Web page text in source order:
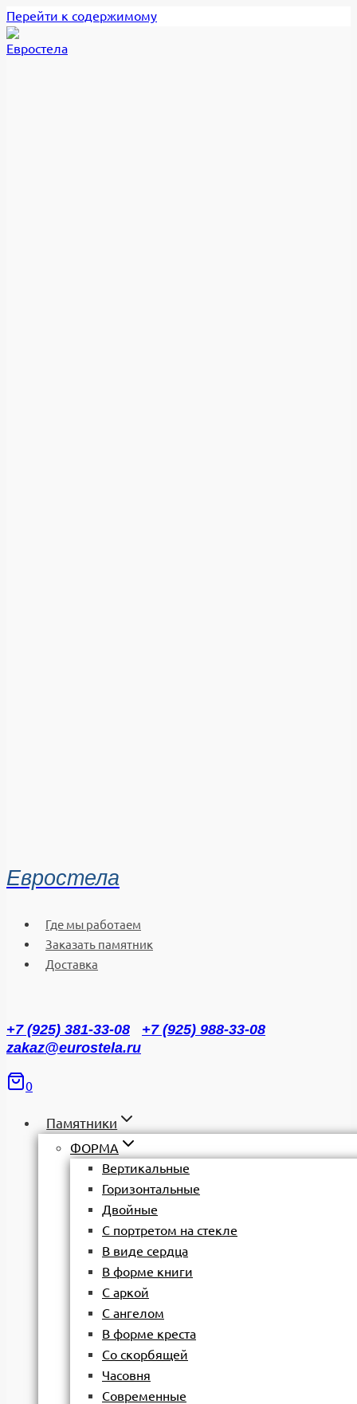
Перейти к содержимому
Евростела
Где мы работаем
Заказать памятник
Доставка
+7 (925) 381-33-08
+7 (925) 988-33-08
zakaz@eurostela.ru
0
Памятники
ФОРМА
Вертикальные
Горизонтальные
Двойные
С портретом на стекле
В виде сердца
В форме книги
С аркой
С ангелом
В форме креста
Со скорбящей
Часовня
Современные